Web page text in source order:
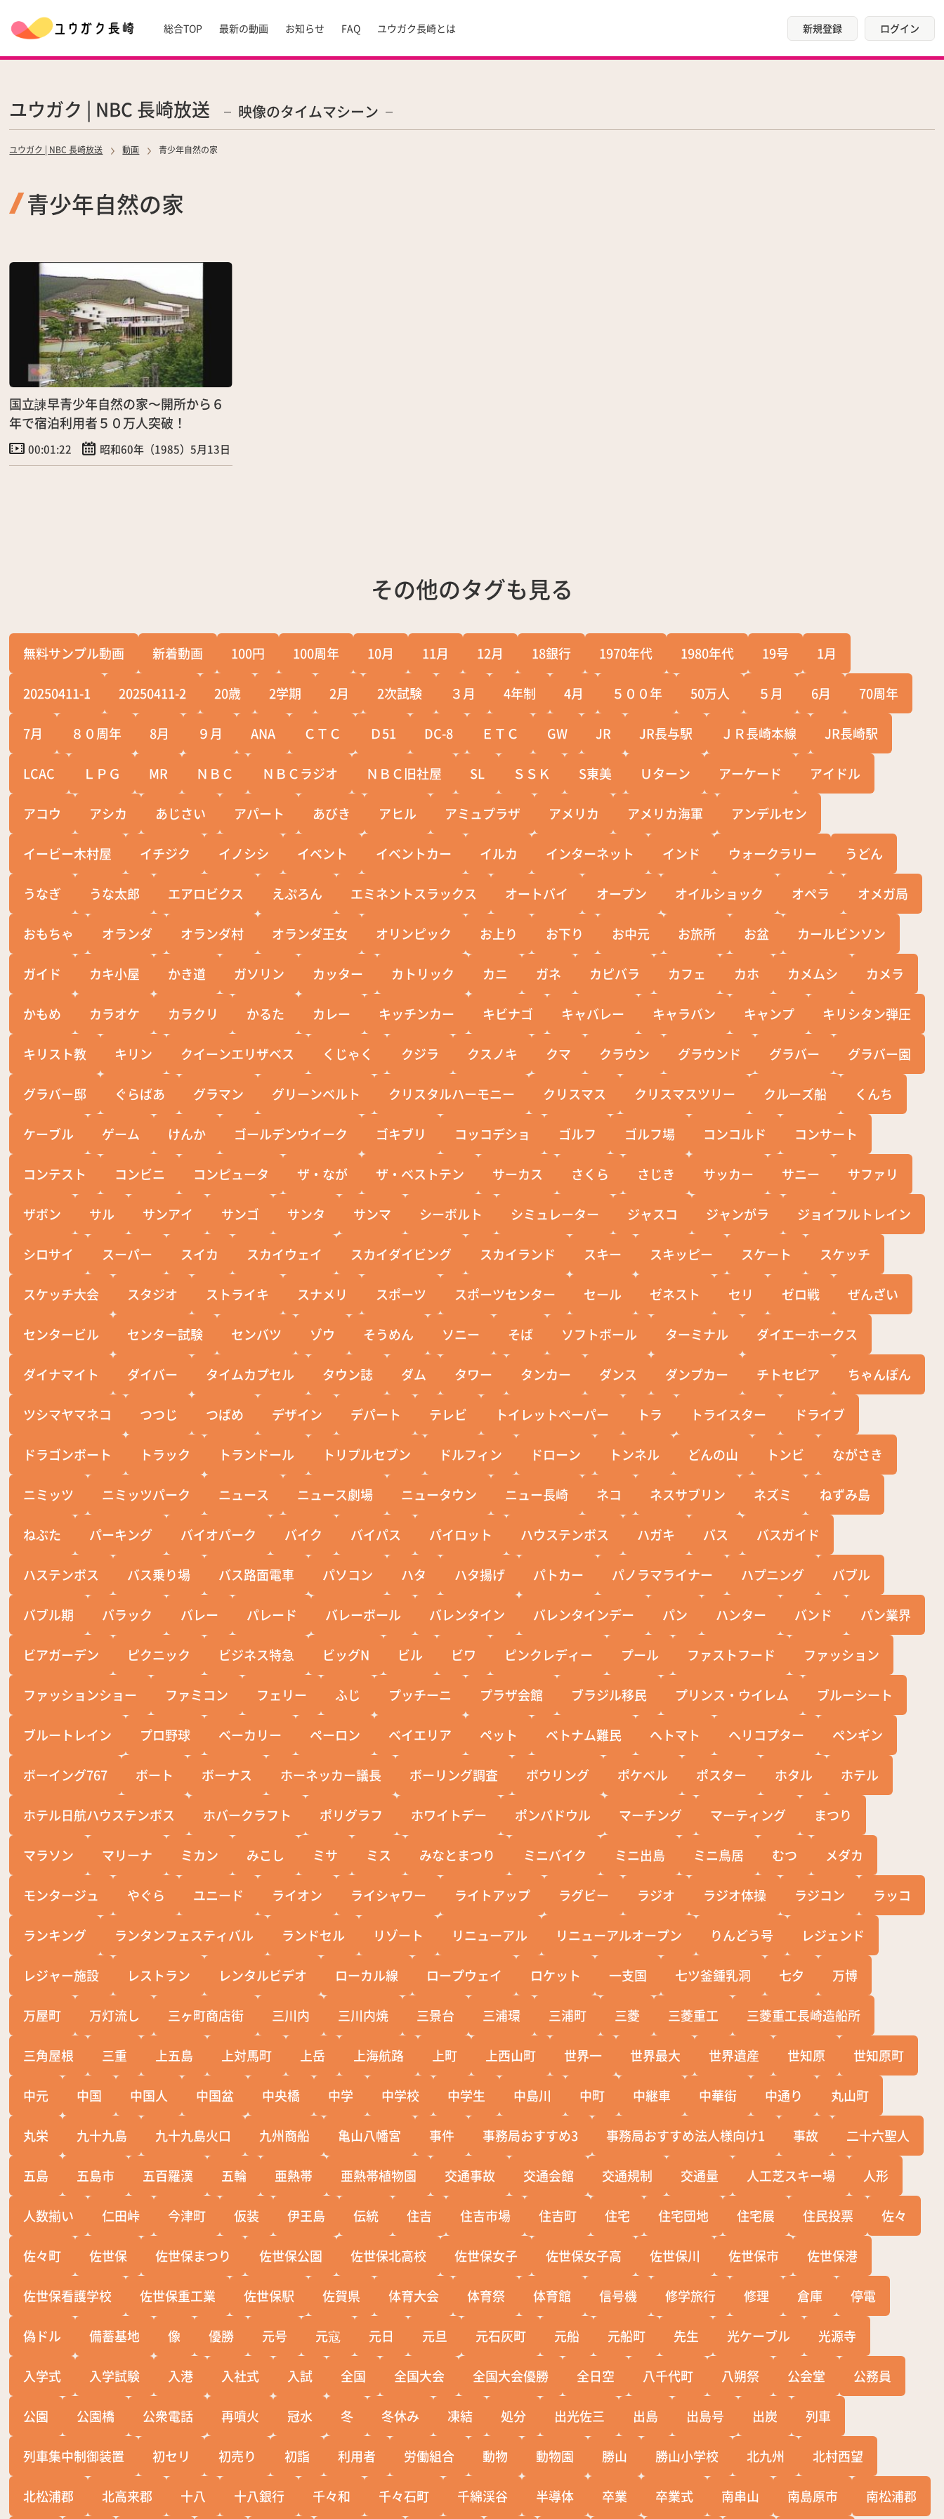
総合TOP 最新の動画 お知らせ FAQ ユウガク長崎とは 新規登録 ログイン
ユウガク | NBC 長崎放送 映像のタイムマシーン
ユウガク | NBC 長崎放送 動画 青少年自然の家
青少年自然の家
国立諫早青少年自然の家〜開所から６
年で宿泊利用者５０万人突破！
00:01:22 昭和60年（1985）5月13日
その他のタグも見る
無料サンプル動画 新着動画 100円 100周年 10月 11月 12月 18銀行 1970年代 1980年代 19号 1月
20250411-1 20250411-2 20歳 2学期 2月 2次試験 ３月 4年制 4月 ５００年 50万人 ５月 6月 70周年
7月 ８０周年 8月 ９月 ANA ＣＴＣ Ｄ51 DC-8 ＥＴＣ GW JR JR長与駅 ＪＲ長崎本線 JR長崎駅
LCAC ＬＰＧ MR ＮＢＣ ＮＢＣラジオ ＮＢＣ旧社屋 SL ＳＳＫ S東美 Ｕターン アーケード アイドル
アコウ アシカ あじさい アパート あびき アヒル アミュプラザ アメリカ アメリカ海軍 アンデルセン
イービー木村屋 イチジク イノシシ イベント イベントカー イルカ インターネット インド ウォークラリー うどん
うなぎ うな太郎 エアロビクス えぷろん エミネントスラックス オートバイ オープン オイルショック オペラ オメガ局
おもちゃ オランダ オランダ村 オランダ王女 オリンピック お上り お下り お中元 お旅所 お盆 カールビンソン
ガイド カキ小屋 かき道 ガソリン カッター カトリック カニ ガネ カピバラ カフェ カホ カメムシ カメラ
かもめ カラオケ カラクリ かるた カレー キッチンカー キビナゴ キャバレー キャラバン キャンプ キリシタン弾圧
キリスト教 キリン クイーンエリザベス くじゃく クジラ クスノキ クマ クラウン グラウンド グラバー グラバー園
グラバー邸 ぐらばあ グラマン グリーンベルト クリスタルハーモニー クリスマス クリスマスツリー クルーズ船 くんち
ケーブル ゲーム けんか ゴールデンウイーク ゴキブリ コッコデショ ゴルフ ゴルフ場 コンコルド コンサート
コンテスト コンビニ コンピュータ ザ・なが ザ・ベストテン サーカス さくら さじき サッカー サニー サファリ
ザボン サル サンアイ サンゴ サンタ サンマ シーボルト シミュレーター ジャスコ ジャンがラ ジョイフルトレイン
シロサイ スーパー スイカ スカイウェイ スカイダイビング スカイランド スキー スキッピー スケート スケッチ
スケッチ大会 スタジオ ストライキ スナメリ スポーツ スポーツセンター セール ゼネスト セリ ゼロ戦 ぜんざい
センタービル センター試験 センバツ ゾウ そうめん ソニー そば ソフトボール ターミナル ダイエーホークス
ダイナマイト ダイバー タイムカプセル タウン誌 ダム タワー タンカー ダンス ダンプカー チトセピア ちゃんぽん
ツシマヤマネコ つつじ つばめ デザイン デパート テレビ トイレットペーパー トラ トライスター ドライブ
ドラゴンボート トラック トランドール トリプルセブン ドルフィン ドローン トンネル どんの山 トンビ ながさき
ニミッツ ニミッツパーク ニュース ニュース劇場 ニュータウン ニュー長崎 ネコ ネスサブリン ネズミ ねずみ島
ねぶた パーキング バイオパーク バイク バイパス パイロット ハウステンボス ハガキ バス バスガイド
ハステンボス バス乗り場 バス路面電車 パソコン ハタ ハタ揚げ パトカー パノラマライナー ハプニング バブル
バブル期 バラック バレー パレード バレーボール バレンタイン バレンタインデー パン ハンター バンド パン業界
ビアガーデン ピクニック ビジネス特急 ビッグN ビル ビワ ピンクレディー プール ファストフード ファッション
ファッションショー ファミコン フェリー ふじ プッチーニ プラザ会館 ブラジル移民 プリンス・ウイレム ブルーシート
ブルートレイン プロ野球 ベーカリー ペーロン ベイエリア ペット ベトナム難民 へトマト ヘリコプター ペンギン
ボーイング767 ボート ボーナス ホーネッカー議長 ボーリング調査 ボウリング ポケベル ポスター ホタル ホテル
ホテル日航ハウステンボス ホバークラフト ポリグラフ ホワイトデー ポンパドウル マーチング マーティング まつり
マラソン マリーナ ミカン みこし ミサ ミス みなとまつり ミニバイク ミニ出島 ミニ鳥居 むつ メダカ
モンタージュ やぐら ユニード ライオン ライシャワー ライトアップ ラグビー ラジオ ラジオ体操 ラジコン ラッコ
ランキング ランタンフェスティバル ランドセル リゾート リニューアル リニューアルオープン りんどう号 レジェンド
レジャー施設 レストラン レンタルビデオ ローカル線 ロープウェイ ロケット 一支国 七ツ釜鍾乳洞 七夕 万博
万屋町 万灯流し 三ヶ町商店街 三川内 三川内焼 三景台 三浦環 三浦町 三菱 三菱重工 三菱重工長崎造船所
三角屋根 三重 上五島 上対馬町 上岳 上海航路 上町 上西山町 世界一 世界最大 世界遺産 世知原 世知原町
中元 中国 中国人 中国盆 中央橋 中学 中学校 中学生 中島川 中町 中継車 中華街 中通り 丸山町
丸栄 九十九島 九十九島火口 九州商船 亀山八幡宮 事件 事務局おすすめ3 事務局おすすめ法人様向け1 事故 二十六聖人
五島 五島市 五百羅漢 五輪 亜熱帯 亜熱帯植物園 交通事故 交通会館 交通規制 交通量 人工芝スキー場 人形
人数揃い 仁田峠 今津町 仮装 伊王島 伝統 住吉 住吉市場 住吉町 住宅 住宅団地 住宅展 住民投票 佐々
佐々町 佐世保 佐世保まつり 佐世保公園 佐世保北高校 佐世保女子 佐世保女子高 佐世保川 佐世保市 佐世保港
佐世保看護学校 佐世保重工業 佐世保駅 佐賀県 体育大会 体育祭 体育館 信号機 修学旅行 修理 倉庫 停電
偽ドル 備蓄基地 像 優勝 元号 元寇 元日 元旦 元石灰町 元船 元船町 先生 光ケーブル 光源寺
入学式 入学試験 入港 入社式 入試 全国 全国大会 全国大会優勝 全日空 八千代町 八朔祭 公会堂 公務員
公園 公園橋 公衆電話 再噴火 冠水 冬 冬休み 凍結 処分 出光佐三 出島 出島号 出炭 列車
列車集中制御装置 初セリ 初売り 初詣 利用者 労働組合 動物 動物園 勝山 勝山小学校 北九州 北村西望
北松浦郡 北高来郡 十八 十八銀行 千々和 千々石町 千綿渓谷 半導体 卒業 卒業式 南串山 南島原市 南松浦郡